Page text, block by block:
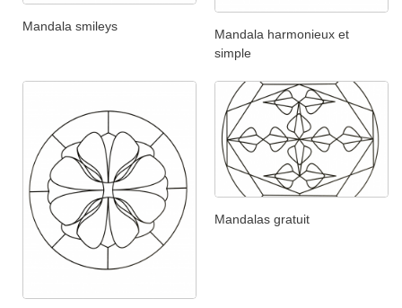
Mandala smileys
Mandala harmonieux et
simple
Mandalas gratuit